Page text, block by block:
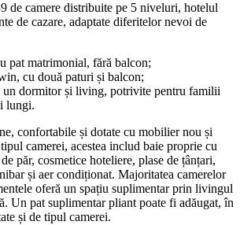
de camere distribuite pe 5 niveluri, hotelul
de cazare, adaptate diferitelor nevoi de
pat matrimonial, fără balcon;
cu două paturi și balcon;
un dormitor și living, potrivite pentru familii
lungi.
confortabile și dotate cu mobilier nou și
camerei, acestea includ baie proprie cu
păr, cosmetice hoteliere, plase de țânțari,
și aer condiționat. Majoritatea camerelor
oferă un spațiu suplimentar prin livingul
Un pat suplimentar pliant poate fi adăugat, în
și de tipul camerei.